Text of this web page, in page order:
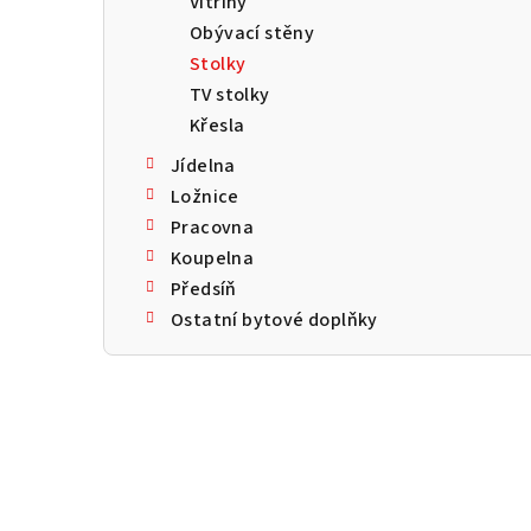
Obývací stěny
Stolky
TV stolky
Křesla
Jídelna
Ložnice
Pracovna
Koupelna
Předsíň
Ostatní bytové doplňky